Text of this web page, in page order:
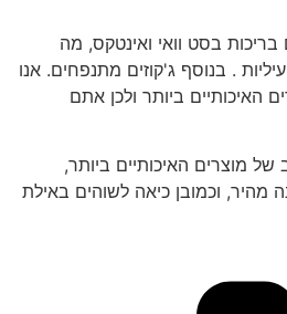
בסט וואי ואינטקס, מה
. בנוסף ג'קוזים מתנפחים. אנו
האיכותיים ביותר ולכן אתם
של מוצרים האיכותיים ביותר,
מהיר, וכמובן כיאה לשוהים באילת